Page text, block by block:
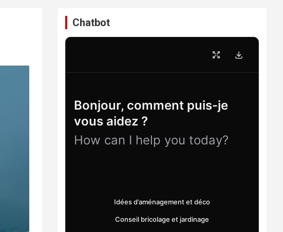
Chatbot
Bonjour, comment puis-je
vous aidez ?
How can I help you today?
Idées d’aménagement et déco
Conseil bricolage et jardinage